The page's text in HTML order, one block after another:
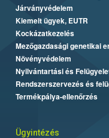
Járványvédelem
Kiemelt ügyek, EUTR
Kockázatkezelés
Mezőgazdasági genetikai
Növényvédelem
Nyilvántartási és
Rendszerszervezés és
Termékpálya-ellenőrzés
Ügyintézés